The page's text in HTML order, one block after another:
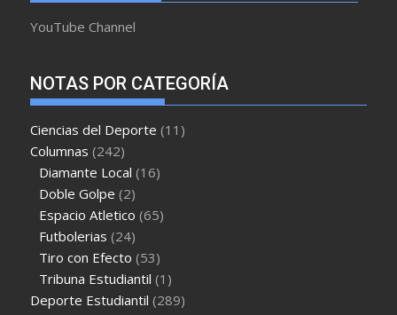
YouTube Channel
NOTAS POR CATEGORÍA
Ciencias del Deporte (11)
Columnas (242)
Diamante Local (16)
Doble Golpe (2)
Espacio Atletico (65)
Futbolerias (24)
Tiro con Efecto (53)
Tribuna Estudiantil (1)
Deporte Estudiantil (289)